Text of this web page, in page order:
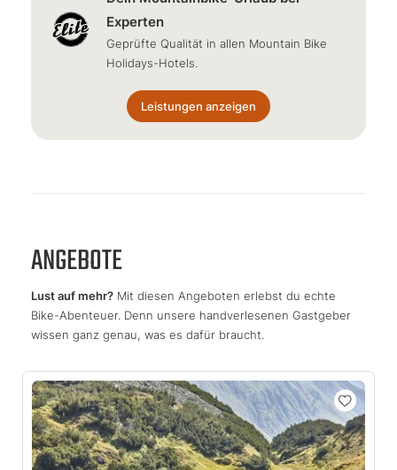
Experten
Geprüfte Qualität in allen Mountain Bike
Holidays-Hotels.
Leistungen anzeigen
ANGEBOTE
Lust auf mehr? Mit diesen Angeboten erlebst du echte
Bike-Abenteuer. Denn unsere handverlesenen Gastgeber
wissen ganz genau, was es dafür braucht.